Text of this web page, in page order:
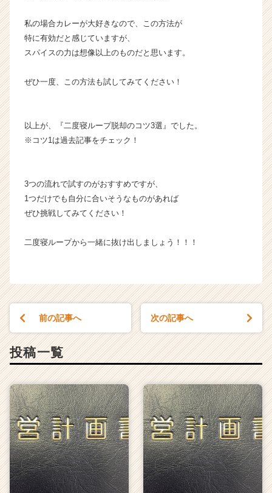
私の場合カレーが大好きなので、この方法が
特に有効だと感じていますが、
スパイスの力は想像以上のものだと思います。
ぜひ一度、この方法も試してみてください！
以上が、『二度寝ループ脱却のコツ3選』でした。
※コツ1は過去記事をチェック！
3つの流れで試すのがおすすめですが、
1つだけでも自分に合いそうなものがあれば
ぜひ挑戦してみてください！
二度寝ループから一緒に抜け出しましょう！！！
前の記事へ 次の記事へ
投稿一覧